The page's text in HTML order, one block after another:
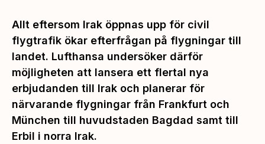
Allt eftersom Irak öppnas upp för civil
flygtrafik ökar efterfrågan på flygningar till
landet. Lufthansa undersöker därför
möjligheten att lansera ett flertal nya
erbjudanden till Irak och planerar för
närvarande flygningar från Frankfurt och
München till huvudstaden Bagdad samt till
Erbil i norra Irak.